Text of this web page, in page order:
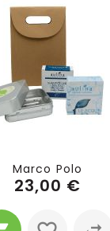
Marco Polo
23,00 €